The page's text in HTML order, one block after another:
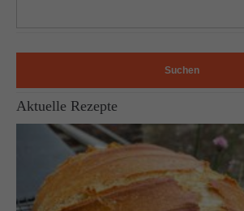
Suchen
Aktuelle Rezepte